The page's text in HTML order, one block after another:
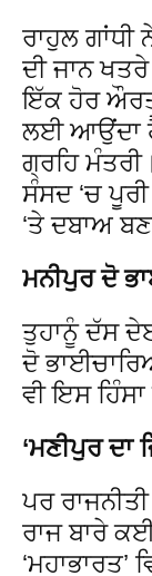
ਰਾਹੁਲ
ਦੀ ਜਾਨ
ਇੱਕ ਹੋਰ
ਲਈ ਆਉਂਦਾ
ਗ੍ਰਹਿ
ਸੰਸਦ ‘ਚ
‘ਤੇ ਦਬਾਅ
ਮਨੀਪੁਰ ਦੋ
ਤੁਹਾਨੂੰ ਦੱਸ
ਦੋ
ਵੀ ਇਸ
‘ਮਣੀਪੁਰ ਦਾ
ਪਰ
ਰਾਜ ਬਾਰੇ
‘ਮਹਾਭਾਰਤ’